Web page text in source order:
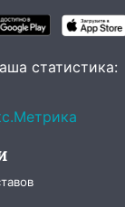
четверг
при
в мире
статистика: